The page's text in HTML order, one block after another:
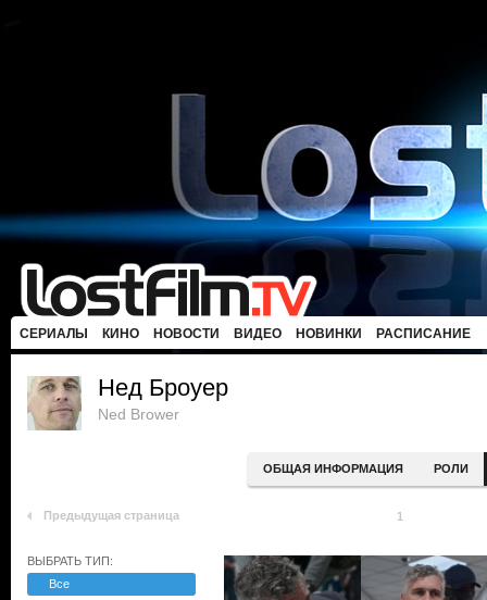
СЕРИАЛЫ КИНО НОВОСТИ ВИДЕО НОВИНКИ РАСПИСАНИЕ
Нед Броуер
Ned Brower
ОБЩАЯ ИНФОРМАЦИЯ РОЛИ
Предыдущая страница 1
ВЫБРАТЬ ТИП:
Все